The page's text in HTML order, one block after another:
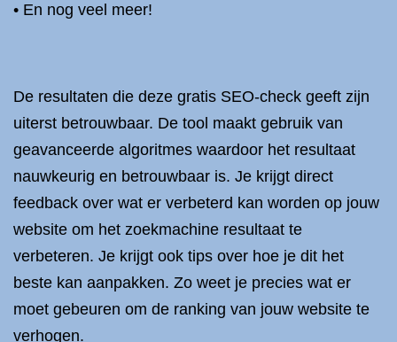
• En nog veel meer!
De resultaten die deze gratis SEO-check geeft zijn
uiterst betrouwbaar. De tool maakt gebruik van
geavanceerde algoritmes waardoor het resultaat
nauwkeurig en betrouwbaar is. Je krijgt direct
feedback over wat er verbeterd kan worden op jouw
website om het zoekmachine resultaat te
verbeteren. Je krijgt ook tips over hoe je dit het
beste kan aanpakken. Zo weet je precies wat er
moet gebeuren om de ranking van jouw website te
verhogen.